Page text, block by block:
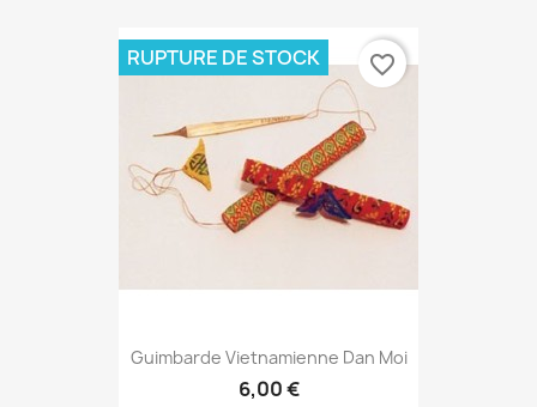
Guimbarde Vietnamienne Dan Moi
6,00 €
RUPTURE DE STOCK favorite_border